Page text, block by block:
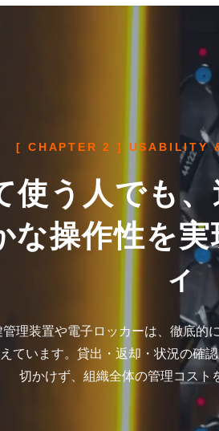
[ CHAPTER 2 ] USABILITY
使う人でも、
な操作性を
ィ
理装置や電子ロッカーは、徹底的
ています。貸出・返却・状況の確
切かけず、組織全体の管理コスト